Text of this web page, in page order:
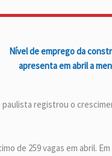
Nível de emprego da
apresenta em abril a
registrou o
de 259 vagas em abril.